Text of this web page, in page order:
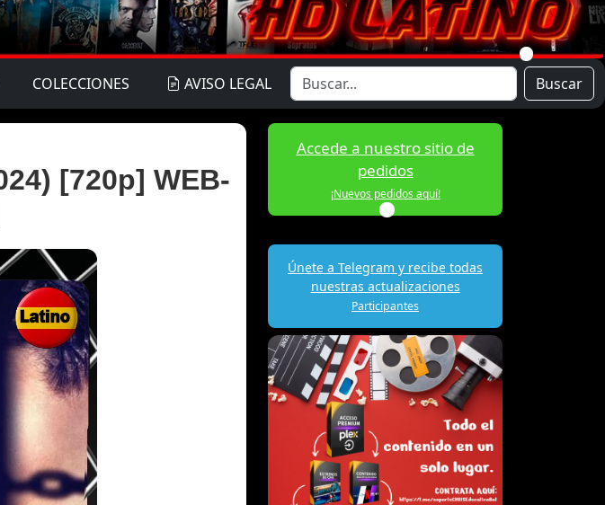
COLECCIONES AVISO LEGAL Buscar
[720p] WEB-
Accede a nuestro sitio de
pedidos
¡Nuevos pedidos aquí!
Únete a Telegram y recibe todas
nuestras actualizaciones
Participantes